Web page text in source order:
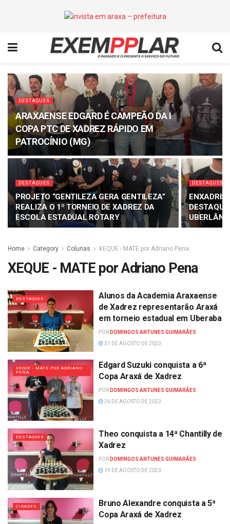
DESTAQUES
ARAXAENSE EDGARD É CAMPEÃO DA I
COPA PTC DE XADREZ RÁPIDO EM
PATROCÍNIO (MG)
DESTAQUES
PROJETO “GENTILEZA GERA GENTILEZA”
REALIZA O 1º TORNEIO DE XADREZ DA
ESCOLA ESTADUAL ROTARY
DESTAQUES
Home Category Colunas XEQUE - MATE por Adriano Pena
XEQUE - MATE por Adriano Pena
DESTAQUES
Alunos da Academia Araxaense
de Xadrez representarão Araxá
em torneio estadual em Uberaba
POR DOMINGOS ANTUNES GUIMARÃES
31 DE AGOSTO DE 2023
XEQUE - MATE POR ADRIANO
PENA
Edgard Suzuki conquista a 6ª
Copa Araxá de Xadrez
POR DOMINGOS ANTUNES GUIMARÃES
26 DE AGOSTO DE 2023
DESTAQUES
Theo conquista a 14ª Chantilly de
Xadrez
POR DOMINGOS ANTUNES GUIMARÃES
19 DE AGOSTO DE 2023
CIDADES
Bruno Alexandre conquista a 5ª
Copa Araxá de Xadrez